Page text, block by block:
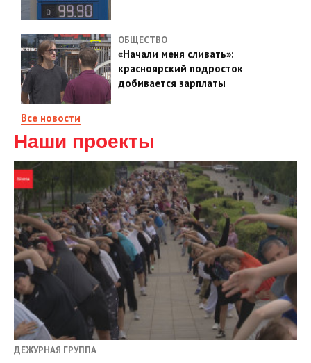
ОБЩЕСТВО
«Начали меня сливать»:
красноярский подросток
добивается зарплаты
Все новости
Наши проекты
ДЕЖУРНАЯ ГРУППА